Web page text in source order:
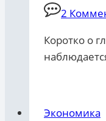
2
Коротко о
Экономика